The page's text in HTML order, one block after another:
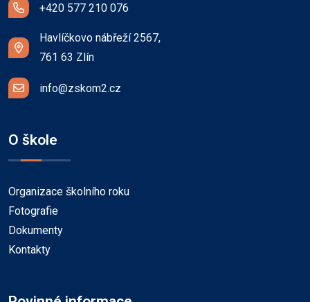
+420 577 210 076
Havlíčkovo nábřeží 2567,
761 63 Zlín
info@zskom2.cz
O škole
Organizace školního roku
Fotografie
Dokumenty
Kontakty